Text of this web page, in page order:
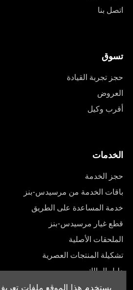
يستخدم هذا الموقع ملفات تعريف
اتصل بنا
تسوق
حجز تجربة القيادة
العروض
أقرب وكيل
الخدمات
حجز الخدمة
باقات الخدمة من مرسيدس-بنز
خدمة المساعدة على الطريق
قطع غيار مرسيدس-بنز
الملحقات الأصلية
تشكيلة المنتجات العصرية
دليل المالك